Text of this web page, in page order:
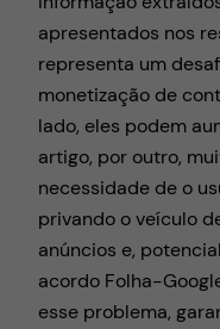
apresentados nos
representa um
monetização de
lado, eles podem
artigo, por outro,
necessidade de o
privando o veículo
anúncios e,
acordo Folha-
esse problema,